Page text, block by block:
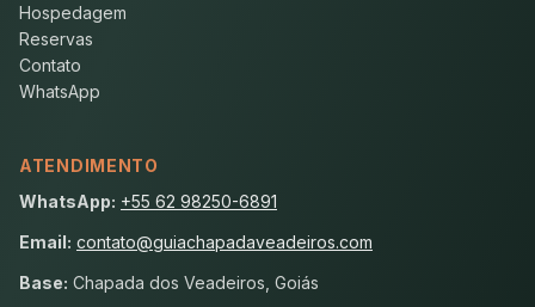
Hospedagem
Reservas
Contato
WhatsApp
ATENDIMENTO
WhatsApp: +55 62 98250-6891
Email: contato@guiachapadaveadeiros.com
Base: Chapada dos Veadeiros, Goiás